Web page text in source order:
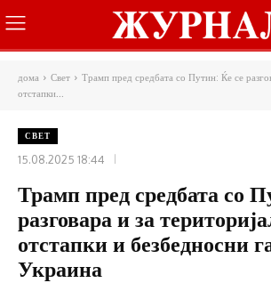
дома Свет
Трамп пред средбата со Путин: Ќе се
отстапки...
СВЕТ
15.08.2025 18:44
Трамп пред средбата со
разговара и за
отстапки и безбедносни
Украина